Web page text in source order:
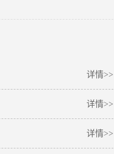
详情>>
详情>>
详情>>